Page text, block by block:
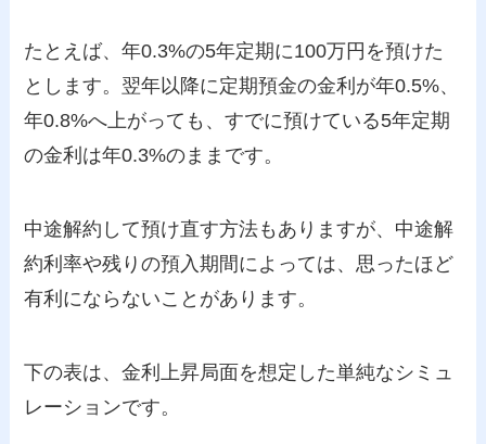
たとえば、年0.3%の5年定期に100万円を預けた
とします。翌年以降に定期預金の金利が年0.5%、
年0.8%へ上がっても、すでに預けている5年定期
の金利は年0.3%のままです。
中途解約して預け直す方法もありますが、中途解
約利率や残りの預入期間によっては、思ったほど
有利にならないことがあります。
下の表は、金利上昇局面を想定した単純なシミュ
レーションです。